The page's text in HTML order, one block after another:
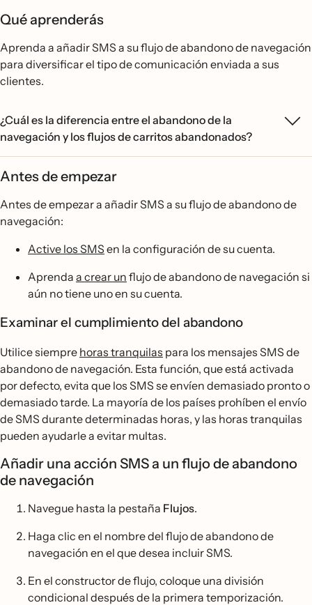
Qué aprenderás
Aprenda a añadir SMS a su flujo de abandono de navegación
para diversificar el tipo de comunicación enviada a sus
clientes.
¿Cuál es la diferencia entre el abandono de la
navegación y los flujos de carritos abandonados?
Antes de empezar
Antes de empezar a añadir SMS a su flujo de abandono de
navegación:
Active los SMS en la configuración de su cuenta.
Aprenda a crear un flujo de abandono de navegación si
aún no tiene uno en su cuenta.
Examinar el cumplimiento del abandono
Utilice siempre horas tranquilas para los mensajes SMS de
abandono de navegación. Esta función, que está activada
por defecto, evita que los SMS se envíen demasiado pronto o
demasiado tarde. La mayoría de los países prohíben el envío
de SMS durante determinadas horas, y las horas tranquilas
pueden ayudarle a evitar multas.
Añadir una acción SMS a un flujo de abandono
de navegación
Navegue hasta la pestaña Flujos.
Haga clic en el nombre del flujo de abandono de
navegación en el que desea incluir SMS.
En el constructor de flujo, coloque una división
condicional después de la primera temporización.